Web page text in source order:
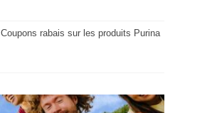
Coupons rabais sur les produits Purina